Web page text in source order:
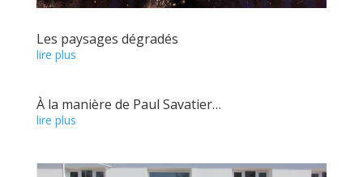
Les paysages dégradés
lire plus
À la manière de Paul Savatier…
lire plus